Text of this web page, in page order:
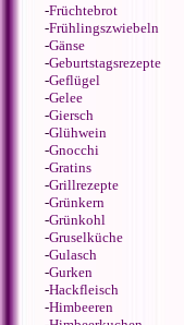
-Früchtebrot
-Frühlingszwiebeln
-Gänse
-Geburtstagsrezepte
-Geflügel
-Gelee
-Giersch
-Glühwein
-Gnocchi
-Gratins
-Grillrezepte
-Grünkern
-Grünkohl
-Gruselküche
-Gulasch
-Gurken
-Hackfleisch
-Himbeeren